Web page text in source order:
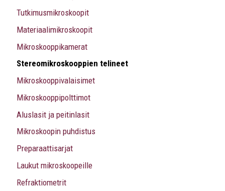
Tutkimusmikroskoopit
Materiaalimikroskoopit
Mikroskooppikamerat
Stereomikroskooppien telineet
Mikroskooppivalaisimet
Mikroskooppipolttimot
Aluslasit ja peitinlasit
Mikroskoopin puhdistus
Preparaattisarjat
Laukut mikroskoopeille
Refraktiometrit